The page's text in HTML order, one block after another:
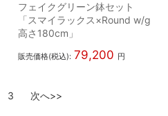
フェイクグリーン鉢セット
「スマイラックス×Round w/g
高さ180cm」
販売価格(税込): 79,200 円
3 次へ>>